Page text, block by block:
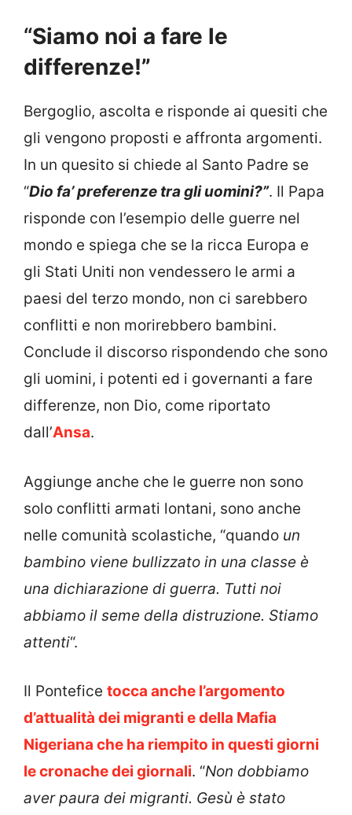
“Siamo noi a fare le
differenze!”
Bergoglio, ascolta e risponde ai quesiti che
gli vengono proposti e affronta argomenti.
In un quesito si chiede al Santo Padre se
“Dio fa’ preferenze tra gli uomini?”. Il Papa
risponde con l’esempio delle guerre nel
mondo e spiega che se la ricca Europa e
gli Stati Uniti non vendessero le armi a
paesi del terzo mondo, non ci sarebbero
conflitti e non morirebbero bambini.
Conclude il discorso rispondendo che sono
gli uomini, i potenti ed i governanti a fare
differenze, non Dio, come riportato
dall’Ansa.
Aggiunge anche che le guerre non sono
solo conflitti armati lontani, sono anche
nelle comunità scolastiche, “quando un
bambino viene bullizzato in una classe è
una dichiarazione di guerra. Tutti noi
abbiamo il seme della distruzione. Stiamo
attenti“.
Il Pontefice tocca anche l’argomento
d’attualità dei migranti e della Mafia
Nigeriana che ha riempito in questi giorni
le cronache dei giornali. “Non dobbiamo
aver paura dei migranti. Gesù è stato